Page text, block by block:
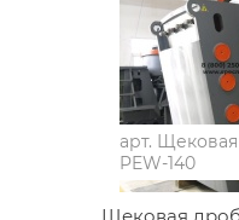
арт.
PEW-140